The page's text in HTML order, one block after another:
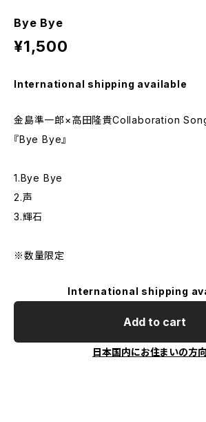
Bye Bye
¥1,500
International shipping available
金島準一郎×高田隆貴Collaboration
『Bye Bye』
1.Bye Bye
2.声
3.輝石
※数量限定
International shipping
Add to cart
日本国内にお住まいの方